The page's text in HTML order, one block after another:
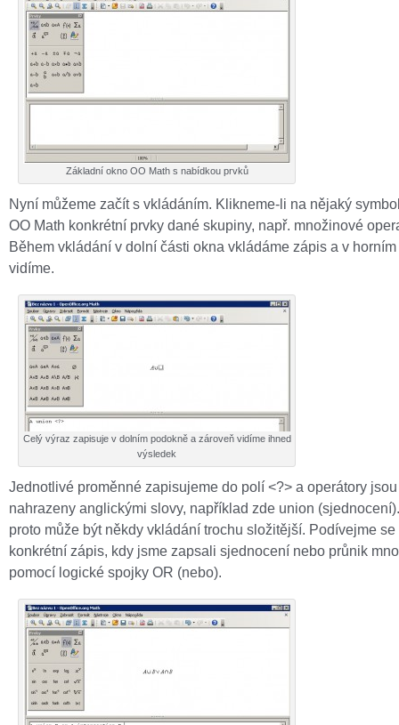
Základní okno OO Math s nabídkou prvků
Nyní můžeme začít s vkládáním. Klikneme-li na nějaký
OO Math konkrétní prvky dané skupiny, např. množinové
Během vkládání v dolní části okna vkládáme zápis a v
vidíme.
Celý výraz zapisuje v dolním podokně a zároveň vidíme ihned
výsledek
Jednotlivé proměnné zapisujeme do polí <?> a operátory jsou
nahrazeny anglickými slovy, například zde union
proto může být někdy vkládání trochu složitější. Podívejme se
konkrétní zápis, kdy jsme zapsali sjednocení nebo průnik
pomocí logické spojky OR (nebo).